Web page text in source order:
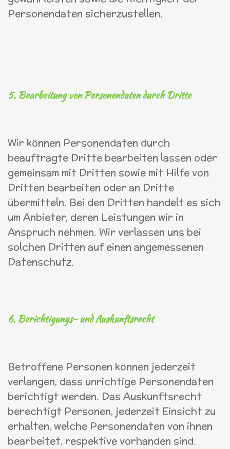
Personendaten sicherzustellen.
5. Bearbeitung von Personendaten durch Dritte
Wir können Personendaten durch
beauftragte Dritte bearbeiten lassen oder
gemeinsam mit Dritten sowie mit Hilfe von
Dritten bearbeiten oder an Dritte
übermitteln. Bei den Dritten handelt es sich
um Anbieter, deren Leistungen wir in
Anspruch nehmen. Wir verlassen uns bei
solchen Dritten auf einen angemessenen
Datenschutz.
6. Berichtigungs- und Auskunftsrecht
Betroffene Personen können jederzeit
verlangen, dass unrichtige Personendaten
berichtigt werden. Das Auskunftsrecht
berechtigt Personen, jederzeit Einsicht zu
erhalten, welche Personendaten von ihnen
bearbeitet, respektive vorhanden sind.